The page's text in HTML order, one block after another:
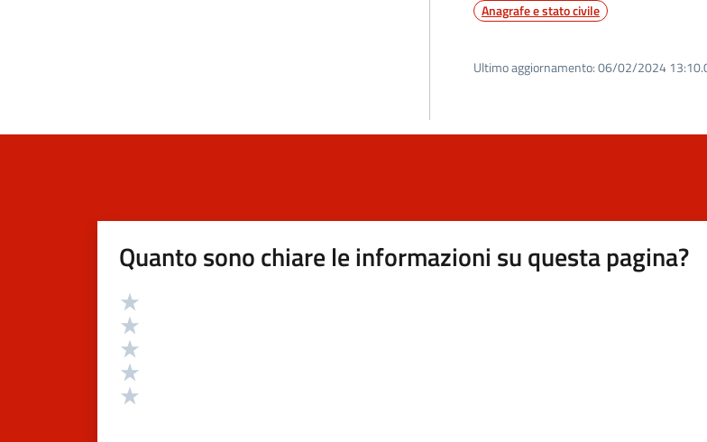
Anagrafe e stato civile
Ultimo aggiornamento:06/02/2024
Quanto sono chiare le informazioni su questa pagina?
Valutazione